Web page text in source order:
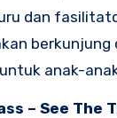
dan
berkunjung
anak-
– See The